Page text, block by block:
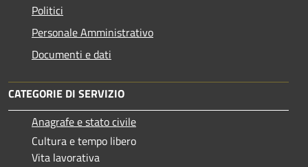
Politici
Personale Amministrativo
Documenti e dati
CATEGORIE DI SERVIZIO
Anagrafe e stato civile
Cultura e tempo libero
Vita lavorativa